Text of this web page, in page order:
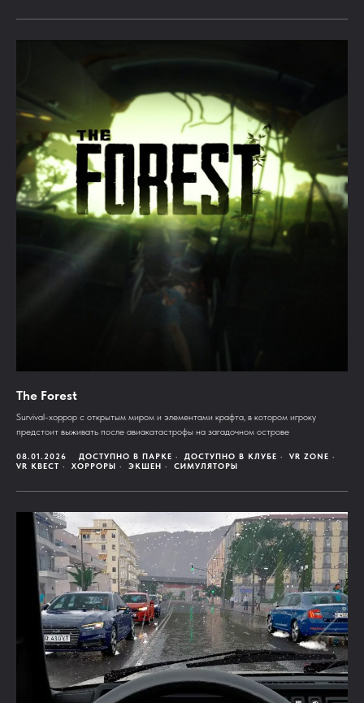
The Forest
Survival-хоррор с открытым миром и элементами крафта, в котором игроку
предстоит выживать после авиакатастрофы на загадочном острове
08.01.2026 ДОСТУПНО В ПАРКЕ ДОСТУПНО В КЛУБЕ
VR ZONE
VR КВЕСТ
ХОРРОРЫ ЭКШЕН СИМУЛЯТОРЫ